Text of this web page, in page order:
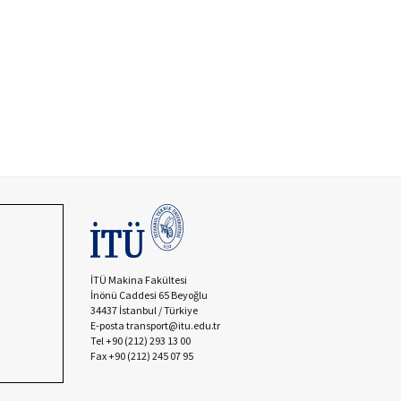
İTÜ Makina Fakültesi
İnönü Caddesi 65 Beyoğlu
34437 İstanbul / Türkiye
E-posta transport@itu.edu.tr
Tel +90 (212) 293 13 00
Fax +90 (212) 245 07 95